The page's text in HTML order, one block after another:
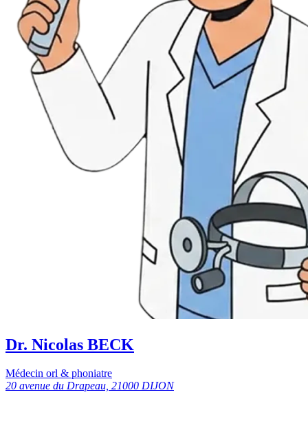
Dr. Nicolas BECK
Médecin orl & phoniatre
20 avenue du Drapeau, 21000 DIJON